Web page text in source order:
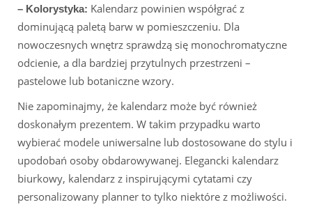
– Kolorystyka: Kalendarz powinien współgrać z
dominującą paletą barw w pomieszczeniu. Dla
nowoczesnych wnętrz sprawdzą się monochromatyczne
odcienie, a dla bardziej przytulnych przestrzeni –
pastelowe lub botaniczne wzory.
Nie zapominajmy, że kalendarz może być również
doskonałym prezentem. W takim przypadku warto
wybierać modele uniwersalne lub dostosowane do stylu i
upodobań osoby obdarowywanej. Elegancki kalendarz
biurkowy, kalendarz z inspirującymi cytatami czy
personalizowany planner to tylko niektóre z możliwości.